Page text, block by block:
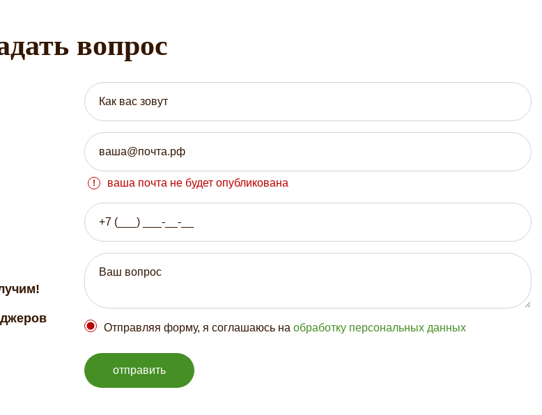
вопрос
ваша почта не будет опубликована
Отправляя форму, я соглашаюсь на обработку персональных данных
отправить